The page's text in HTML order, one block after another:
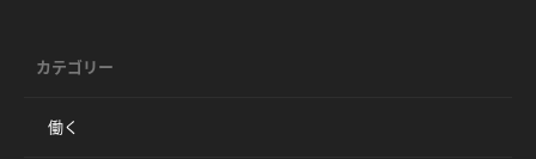
カテゴリー
働く